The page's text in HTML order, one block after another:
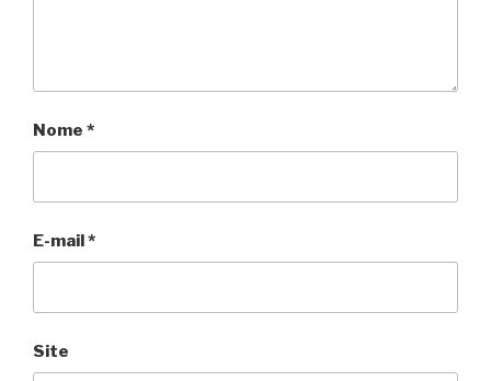
Nome *
E-mail*
Site